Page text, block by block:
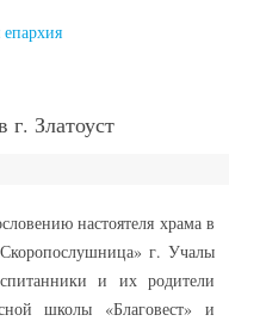
г. Златоуст
настоятеля храма в
г. Учалы
и их родители
школы «Благовест» и